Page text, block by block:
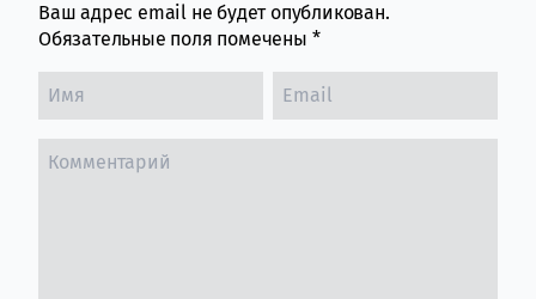
Ваш адрес email не будет опубликован.
Обязательные поля помечены *